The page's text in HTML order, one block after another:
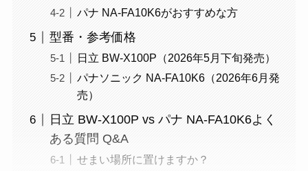
パナ NA-FA10K6がおすすめな方
型番・参考価格
日立 BW-X100P（2026年5月下旬発売）
パナソニック NA-FA10K6（2026年6月発
売）
日立 BW-X100P vs パナ NA-FA10K6よく
ある質問 Q&A
せまい場所に置けますか？